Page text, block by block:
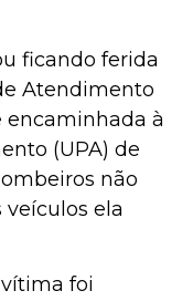
ficando ferida
Atendimento
encaminhada à
(UPA) de
não
ela
foi